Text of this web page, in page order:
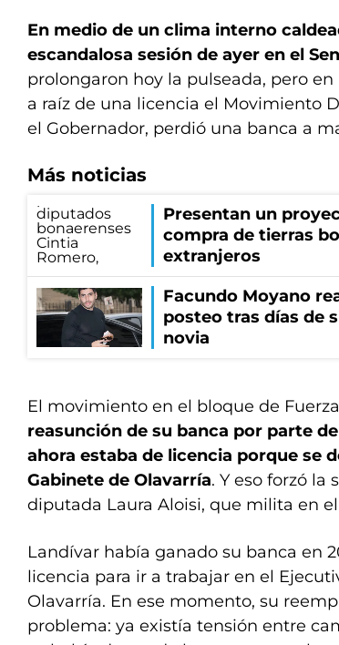
En medio de un clima interno
escandalosa sesión de ayer en el
prolongaron hoy la pulseada, pero
a raíz de una licencia el Movimiento
el Gobernador, perdió una banca a
Más noticias
Presentan un
compra de tierras
extranjeros
Facundo Moyano
posteo tras días de
novia
El movimiento en el bloque de
reasunción de su banca por parte
ahora estaba de licencia porque se
Gabinete de Olavarría. Y eso forzó la
diputada Laura Aloisi, que milita en el
Landívar había ganado su banca en
licencia para ir a trabajar en el
Olavarría. En ese momento, su
problema: ya existía tensión entre